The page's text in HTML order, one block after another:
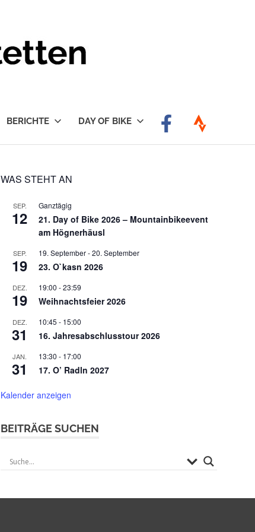
BERICHTE DAY OF BIKE
WAS STEHT AN
SEP.
12
Ganztägig
21. Day of Bike 2026 – Mountainbikeevent
am Högnerhäusl
SEP.
19
19. September-20. September
23. O`kasn 2026
DEZ.
19
19:00 -23:59
Weihnachtsfeier 2026
DEZ.
31
10:45 - 15:00
16. Jahresabschlusstour 2026
JAN.
31
13:30 - 17:00
17. O’ Radln 2027
Kalender anzeigen
BEITRÄGE SUCHEN